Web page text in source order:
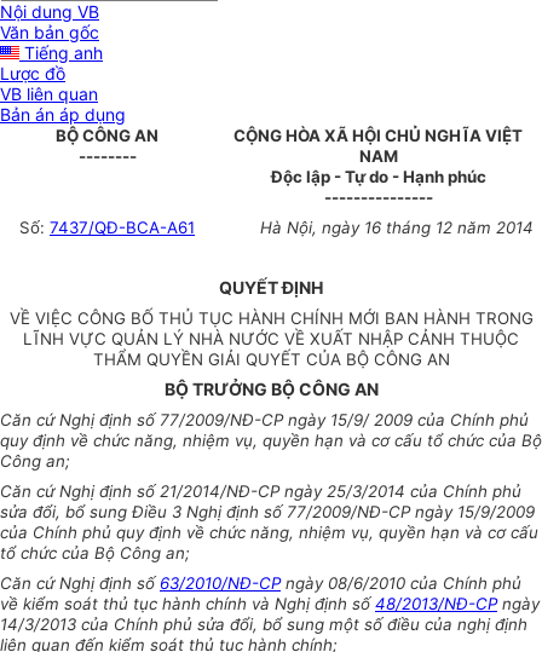
Nội dung VB
Văn bản gốc
Tiếng anh
Lược đồ
VB liên quan
Bản án áp dụng
BỘ CÔNG AN
--------
CỘNG HÒA XÃ HỘI CHỦ NGHĨA VIỆT
NAM
Độc lập - Tự do - Hạnh phúc
---------------
Số: 7437/QĐ-BCA-A61 Hà Nội, ngày 16 tháng 12 năm 2014
QUYẾT ĐỊNH
VỀ VIỆC CÔNG BỐ THỦ TỤC HÀNH CHÍNH MỚI BAN HÀNH TRONG
LĨNH VỰC QUẢN LÝ NHÀ NƯỚC VỀ XUẤT NHẬP CẢNH THUỘC
THẨM QUYỀN GIẢI QUYẾT CỦA BỘ CÔNG AN
BỘ TRƯỞNG BỘ CÔNG AN
Căn cứ Nghị định số 77/2009/NĐ-CP ngày 15/9/ 2009 của Chính phủ
quy định về chức năng, nhiệm vụ, quyền hạn và cơ cấu tổ chức của Bộ
Công an;
Căn cứ Nghị định số 21/2014/NĐ-CP ngày 25/3/2014 của Chính phủ
sửa đổi, bổ sung Điều 3 Nghị định số 77/2009/NĐ-CP ngày 15/9/2009
của Chính phủ quy định về chức năng, nhiệm vụ, quyền hạn và cơ cấu
tổ chức của Bộ Công an;
Căn cứ Nghị định số 63/2010/NĐ-CPngày 08/6/2010 của Chính phủ
về kiểm soát thủ tục hành chính và Nghị định số48/2013/NĐ-CPngày
14/3/2013 của Chính phủ sửa đổi, bổ sung một số điều của nghị định
liên quan đến kiểm soát thủ tục hành chính;